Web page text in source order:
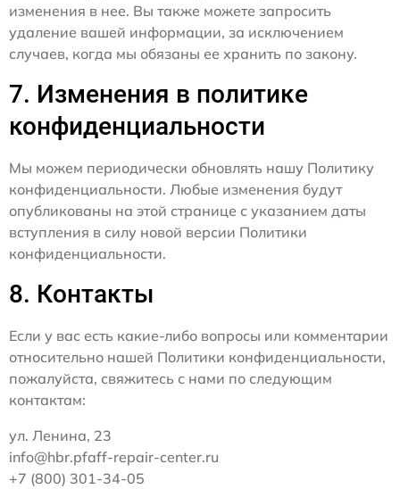
изменения в нее. Вы также можете запросить
удаление вашей информации, за исключением
случаев, когда мы обязаны ее хранить по закону.
7. Изменения в политике
конфиденциальности
Мы можем периодически обновлять нашу Политику
конфиденциальности. Любые изменения будут
опубликованы на этой странице с указанием даты
вступления в силу новой версии Политики
конфиденциальности.
8. Контакты
Если у вас есть какие-либо вопросы или комментарии
относительно нашей Политики конфиденциальности,
пожалуйста, свяжитесь с нами по следующим
контактам:
ул. Ленина, 23
info@hbr.pfaff-repair-center.ru
+7 (800) 301-34-05